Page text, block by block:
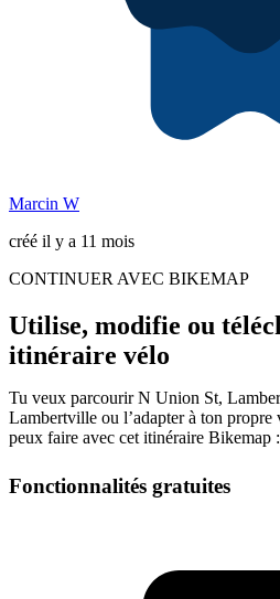
Marcin W
créé il y a 11 mois
CONTINUER AVEC BIKEMAP
Utilise, modifie ou
itinéraire vélo
Tu veux parcourir N Union St,
Lambertville ou l’adapter à ton propre
peux faire avec cet itinéraire Bikemap :
Fonctionnalités gratuites